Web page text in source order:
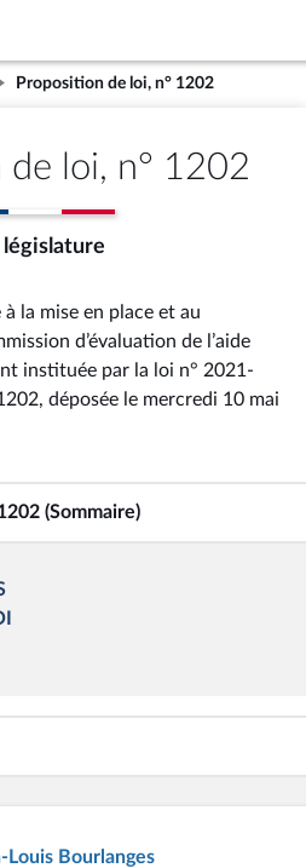
Proposition de loi, n° 1202
de loi, n° 1202
législature
la mise en place et au
d’évaluation de l’aide
instituée par la loi n° 2021-
, déposée le mercredi 10 mai
(Sommaire)
Louis Bourlanges